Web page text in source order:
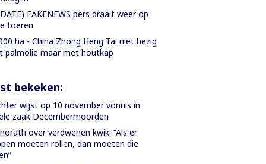
FAKENEWS pers draait weer op
toeren
ha - China Zhong Heng Tai niet bezig
palmolie maar met houtkap
bekeken:
wijst op 10 november vonnis in
zaak Decembermoorden
over verdwenen kwik: “Als er
moeten rollen, dan moeten die